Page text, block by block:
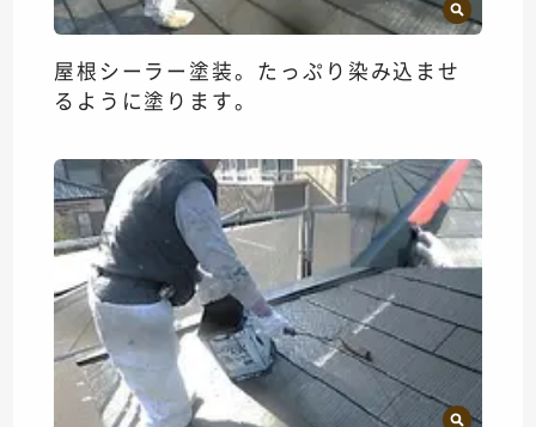
屋根シーラー塗装。たっぷり染み込ませ
るように塗ります。